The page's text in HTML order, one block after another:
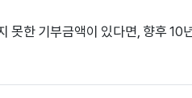
못한 기부금액이 있다면, 향후